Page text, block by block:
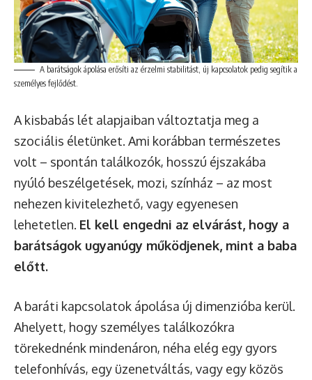
A barátságok ápolása erősíti az érzelmi stabilitást, új kapcsolatok pedig segítik a
személyes fejlődést.
A kisbabás lét alapjaiban változtatja meg a
szociális életünket. Ami korábban természetes
volt – spontán találkozók, hosszú éjszakába
nyúló beszélgetések, mozi, színház – az most
nehezen kivitelezhető, vagy egyenesen
lehetetlen. El kell engedni az elvárást, hogy a
barátságok ugyanúgy működjenek, mint a baba
előtt.
A baráti kapcsolatok ápolása új dimenzióba kerül.
Ahelyett, hogy személyes találkozókra
törekednénk mindenáron, néha elég egy gyors
telefonhívás, egy üzenetváltás, vagy egy közös